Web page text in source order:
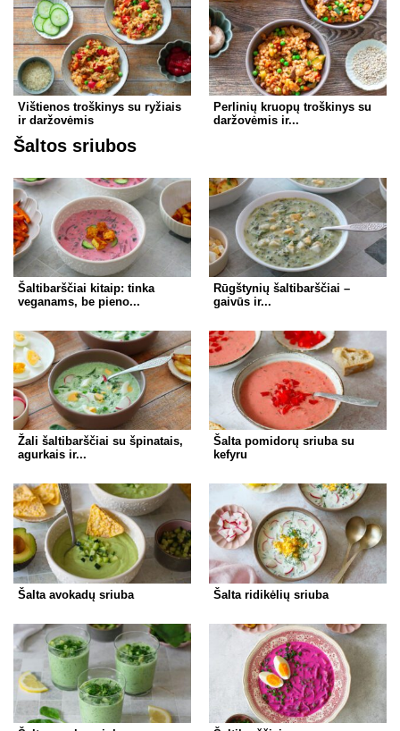
Vištienos troškinys su ryžiais
ir daržovėmis
Perlinių kruopų troškinys su
daržovėmis ir...
Šaltos sriubos
Šaltibarščiai kitaip: tinka
veganams, be pieno...
Rūgštynių šaltibarščiai –
gaivūs ir...
Žali šaltibarščiai su špinatais,
agurkais ir...
Šalta pomidorų sriuba su
kefyru
Šalta avokadų sriuba Šalta ridikėlių sriuba